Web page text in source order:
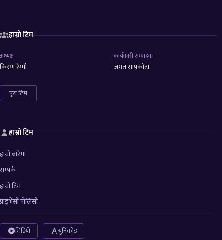
हाम्रो टिम
अध्यक्ष
किरण रेग्मी
कार्यकारी सम्पादक
जगत सापकोटा
पुरा टिम
हाम्रो टिम
हाम्रो बारेमा
सम्पर्क
हाम्रो टिम
प्राइभेसी पोलिसी
भिडियो युनिकोड